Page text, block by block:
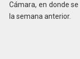
Cámara, en donde
la semana anterior.